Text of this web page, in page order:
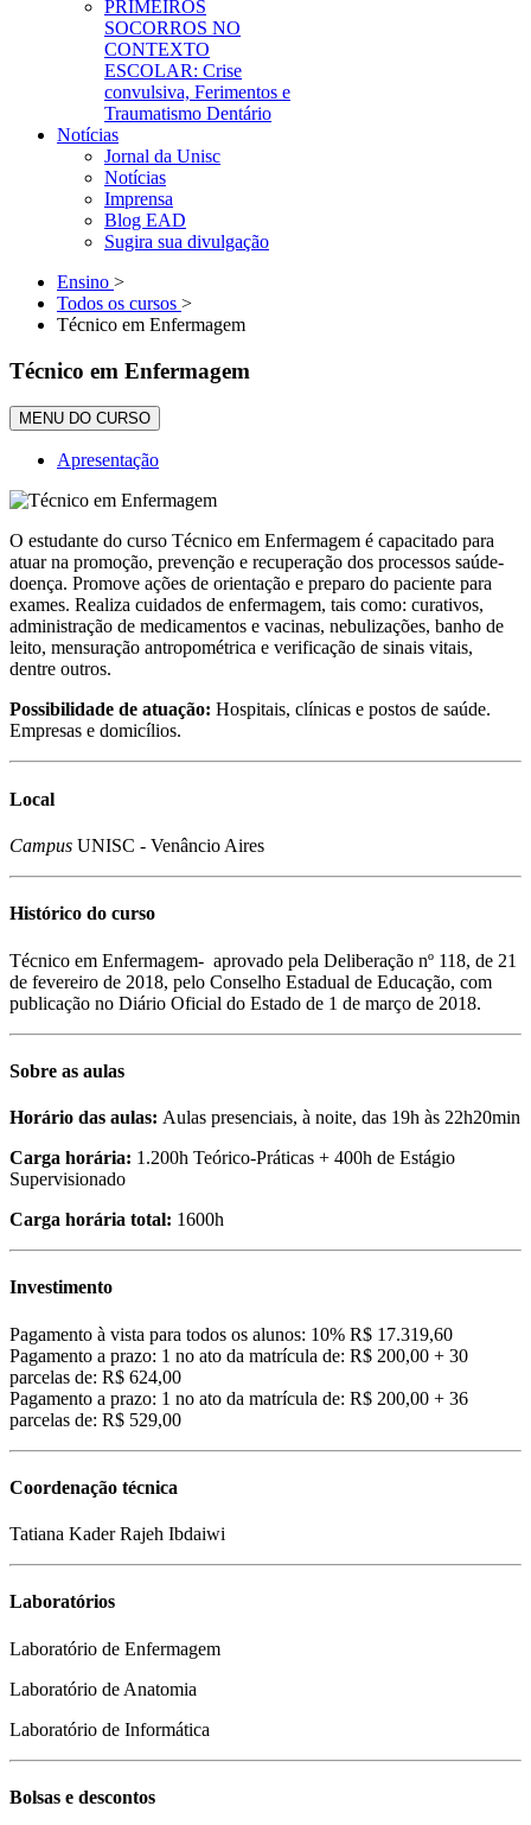
PRIMEIROS
SOCORROS NO
CONTEXTO
ESCOLAR: Crise
convulsiva, Ferimentos e
Traumatismo Dentário
Notícias
Jornal da Unisc
Notícias
Imprensa
Blog EAD
Sugira sua divulgação
Ensino >
Todos os cursos >
Técnico em Enfermagem
Técnico em Enfermagem
MENU DO CURSO
Apresentação
O estudante do curso Técnico em Enfermagem é capacitado para
atuar na promoção, prevenção e recuperação dos processos saúde-
doença. Promove ações de orientação e preparo do paciente para
exames. Realiza cuidados de enfermagem, tais como: curativos,
administração de medicamentos e vacinas, nebulizações, banho de
leito, mensuração antropométrica e verificação de sinais vitais,
dentre outros.
Possibilidade de atuação: Hospitais, clínicas e postos de saúde.
Empresas e domicílios.
Local
Campus UNISC - Venâncio Aires
Histórico do curso
Técnico em Enfermagem- aprovado pela Deliberação nº 118, de 21
de fevereiro de 2018, pelo Conselho Estadual de Educação, com
publicação no Diário Oficial do Estado de 1 de março de 2018.
Sobre as aulas
Horário das aulas: Aulas presenciais, à noite, das 19h às 22h20min
Carga horária: 1.200h Teórico-Práticas + 400h de Estágio
Supervisionado
Carga horária total: 1600h
Investimento
Pagamento à vista para todos os alunos: 10% R$ 17.319,60
Pagamento a prazo: 1 no ato da matrícula de: R$ 200,00 + 30
parcelas de: R$ 624,00
Pagamento a prazo: 1 no ato da matrícula de: R$ 200,00 + 36
parcelas de: R$ 529,00
Coordenação técnica
Tatiana Kader Rajeh Ibdaiwi
Laboratórios
Laboratório de Enfermagem
Laboratório de Anatomia
Laboratório de Informática
Bolsas e descontos